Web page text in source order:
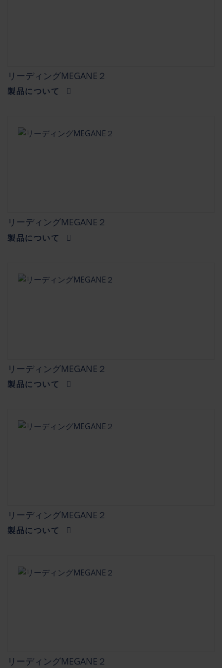
リーディングMEGANE２
製品について
リーディングMEGANE２
製品について
リーディングMEGANE２
製品について
リーディングMEGANE２
製品について
リーディングMEGANE２